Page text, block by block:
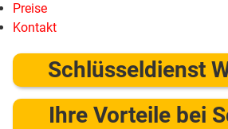
Preise
Kontakt
Schlüsseldienst
Ihre Vorteile bei